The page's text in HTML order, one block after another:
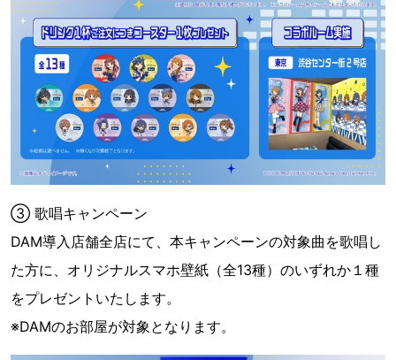
③ 歌唱キャンペーン
DAM導入店舗全店にて、本キャンペーンの対象曲を歌唱し
た方に、オリジナルスマホ壁紙（全13種）のいずれか１種
をプレゼントいたします。
※DAMのお部屋が対象となります。